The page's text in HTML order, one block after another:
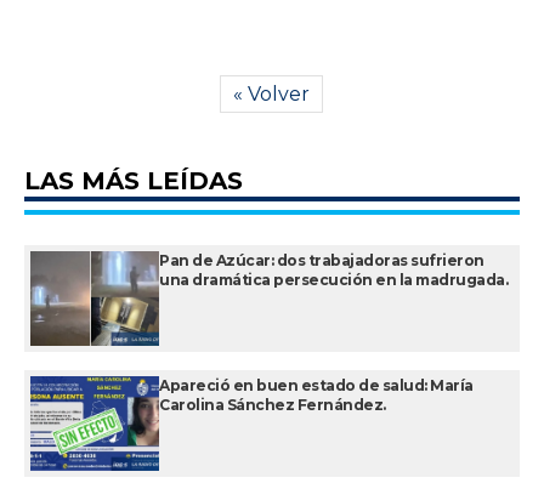
« Volver
LAS MÁS LEÍDAS
Pan de Azúcar: dos trabajadoras sufrieron
una dramática persecución en la madrugada.
Apareció en buen estado de salud: María
Carolina Sánchez Fernández.